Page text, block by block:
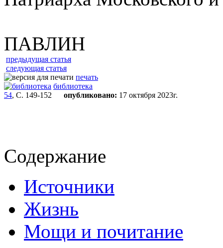
ПАВЛИН
предыдущая статья
следующая статья
печать
библиотека
54, С. 149-152 опубликовано: 17 октября 2023г.
Содержание
Источники
Жизнь
Мощи и почитание